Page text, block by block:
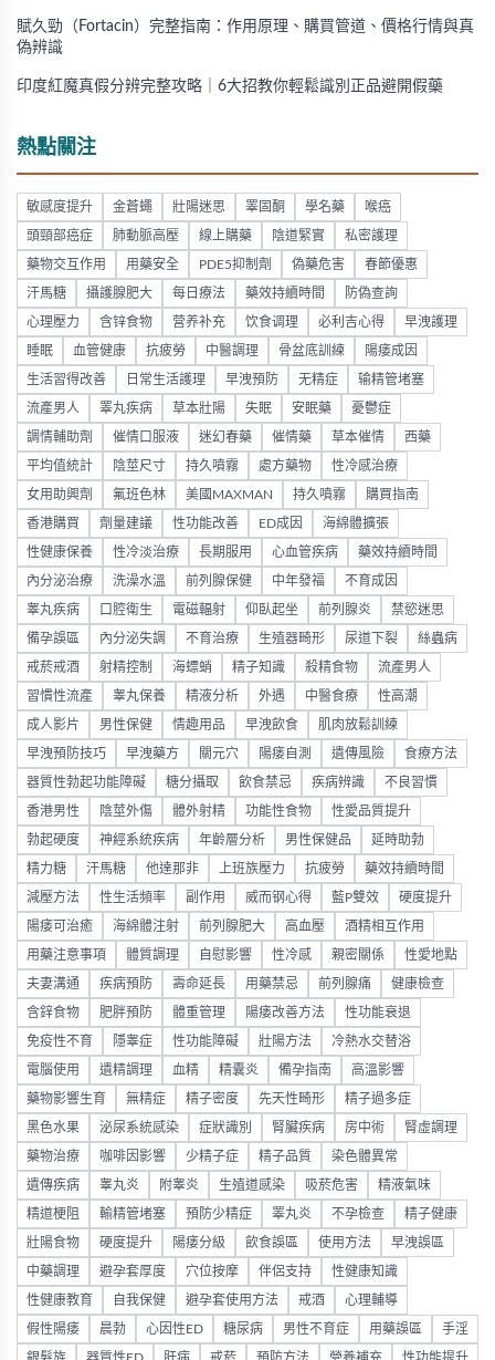
賦久勁（Fortacin）完整指南：作用原理、購買管道、價格行情與真
偽辨識
印度紅魔真假分辨完整攻略｜6大招教你輕鬆識別正品避開假藥
熱點關注
敏感度提升 金蒼蠅 壯陽迷思 睪固酮 學名藥 喉癌
頭頸部癌症 肺動脈高壓 線上購藥 陰道緊實 私密護理
藥物交互作用 用藥安全 PDE5抑制劑 偽藥危害 春節優惠
汗馬糖 攝護腺肥大 每日療法 藥效持續時間 防偽查詢
心理壓力 含锌食物 营养补充 饮食调理 必利吉心得 早洩護理
睡眠 血管健康 抗疲勞 中醫調理 骨盆底訓練 陽痿成因
生活習得改善 日常生活護理 早洩預防 无精症 输精管堵塞
流產男人 睪丸疾病 草本壯陽 失眠 安眠藥 憂鬱症
調情輔助劑 催情口服液 迷幻春藥 催情藥 草本催情 西藥
平均值統計 陰莖尺寸 持久噴霧 處方藥物 性冷感治療
女用助興劑 氟班色林 美國MAXMAN 持久噴霧 購買指南
香港購買 劑量建議 性功能改善 ED成因 海綿體擴張
性健康保養 性冷淡治療 長期服用 心血管疾病 藥效持續時間
內分泌治療 洗澡水溫 前列腺保健 中年發福 不育成因
睾丸疾病 口腔衛生 電磁輻射 仰臥起坐 前列腺炎 禁慾迷思
備孕誤區 內分泌失調 不育治療 生殖器畸形 尿道下裂 絲蟲病
戒菸戒酒 射精控制 海螵蛸 精子知識 殺精食物 流產男人
習慣性流產 睾丸保養 精液分析 外遇 中醫食療 性高潮
成人影片 男性保健 情趣用品 早洩飲食 肌肉放鬆訓練
早洩預防技巧 早洩藥方 關元穴 陽痿自測 遺傳風險 食療方法
器質性勃起功能障礙 糖分攝取 飲食禁忌 疾病辨識 不良習慣
香港男性 陰莖外傷 體外射精 功能性食物 性愛品質提升
勃起硬度 神經系統疾病 年齡層分析 男性保健品 延時助勃
精力糖 汗馬糖 他達那非 上班族壓力 抗疲勞 藥效持續時間
減壓方法 性生活頻率 副作用 威而钢心得 藍P雙效 硬度提升
陽痿可治癒 海綿體注射 前列腺肥大 高血壓 酒精相互作用
用藥注意事項 體質調理 自慰影響 性冷感 親密關係 性愛地點
夫妻溝通 疾病預防 壽命延長 用藥禁忌 前列腺痛 健康檢查
含鋅食物 肥胖預防 體重管理 陽痿改善方法 性功能衰退
免疫性不育 隱睾症 性功能障礙 壯陽方法 冷熱水交替浴
電腦使用 遺精調理 血精 精囊炎 備孕指南 高溫影響
藥物影響生育 無精症 精子密度 先天性畸形 精子過多症
黑色水果 泌尿系統感染 症狀識別 腎臟疾病 房中術 腎虛調理
藥物治療 咖啡因影響 少精子症 精子品質 染色體異常
遺傳疾病 睾丸炎 附睾炎 生殖道感染 吸菸危害 精液氣味
精道梗阻 輸精管堵塞 預防少精症 睪丸炎 不孕檢查 精子健康
壯陽食物 硬度提升 陽痿分級 飲食誤區 使用方法 早洩誤區
中藥調理 避孕套厚度 穴位按摩 伴侶支持 性健康知識
性健康教育 自我保健 避孕套使用方法 戒酒 心理輔導
假性陽痿 晨勃 心因性ED 糖尿病 男性不育症 用藥誤區 手淫